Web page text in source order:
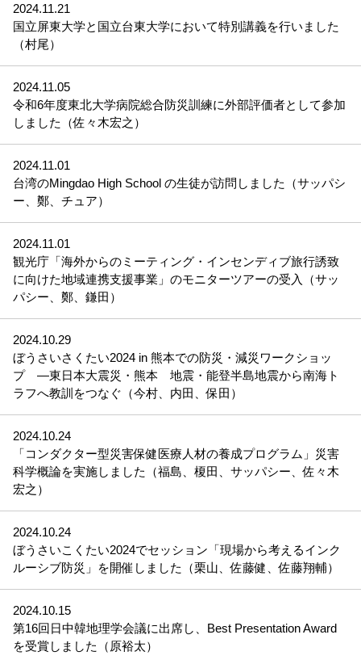
2024.11.21
国立屏東大学と国立台東大学において特別講義を行いました
（村尾）
2024.11.05
令和6年度東北大学病院総合防災訓練に外部評価者として参加
しました（佐々木宏之）
2024.11.01
台湾のMingdao High School の生徒が訪問しました（サッパシ
ー、鄭、チュア）
2024.11.01
観光庁「海外からのミーティング・インセンディブ旅行誘致
に向けた地域連携支援事業」のモニターツアーの受入（サッ
パシー、鄭、鎌田）
2024.10.29
ぼうさいさくたい2024 in 熊本での防災・減災ワークショッ
プ ―東日本大震災・熊本 地震・能登半島地震から南海ト
ラフへ教訓をつなぐ（今村、内田、保田）
2024.10.24
「コンダクター型災害保健医療人材の養成プログラム」災害
科学概論を実施しました（福島、榎田、サッパシー、佐々木
宏之）
2024.10.24
ぼうさいこくたい2024でセッション「現場から考えるインク
ルーシブ防災」を開催しました（栗山、佐藤健、佐藤翔輔）
2024.10.15
第16回日中韓地理学会議に出席し、Best Presentation Award
を受賞しました（原裕太）